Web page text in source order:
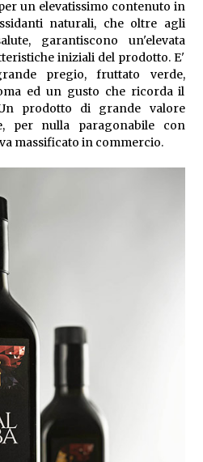
un elevatissimo contenuto in
naturali, che oltre agli
garantiscono un'elevata
iniziali del prodotto. E'
pregio, fruttato verde,
ed un gusto che ricorda il
prodotto di grande valore
per nulla paragonabile con
massificato in commercio.